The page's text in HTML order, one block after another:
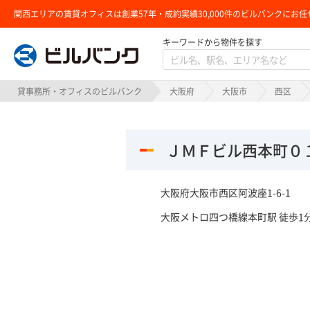
関西エリアの賃貸オフィスは創業57年・成約実績30,000件のビルバンクにお任
ビルバンク
キーワードから物件を探す
貸事務所・オフィスのビルバンク 大阪府 大阪市 西区
ＪＭＦビル西本町
大阪府大阪市西区阿波座1-6-1
大阪メトロ四つ橋線本町駅 徒歩1